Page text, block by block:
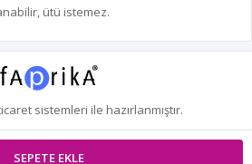
SEPETE EKLE
ütü istemez.
sistemleri ile hazırlanmıştır.